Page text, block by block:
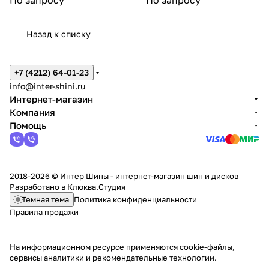
Назад к списку
+7 (4212) 64-01-23
info@inter-shini.ru
Интернет-магазин
Компания
Помощь
2018-2026 © Интер Шины - интернет-магазин шин и дисков
Разработано в Клюква.Студия
Темная тема Политика конфиденциальности
Правила продажи
На информационном ресурсе применяютсяcookie-файлы,
сервисы аналитики и рекомендательные технологии.